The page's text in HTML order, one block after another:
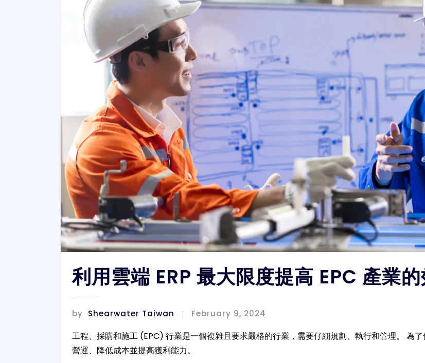
利用雲端 ERP 最大限度提高 EPC 產業
by Shearwater Taiwan February 9, 2024
工程、採購和施工 (EPC) 行業是一個複雜且要求嚴格的行業，需要仔細規劃、執行和管理。 為
營運、降低成本並提高獲利能力。